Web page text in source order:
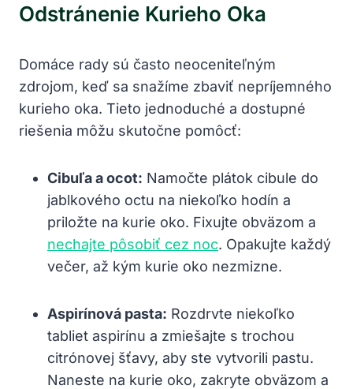
Odstránenie Kurieho Oka
Domáce rady sú často neoceniteľným
zdrojom, keď sa snažíme zbaviť nepríjemného
kurieho oka. Tieto jednoduché a dostupné
riešenia môžu skutočne pomôcť:
Cibuľa a ocot: Namočte plátok cibule do
jablkového octu na niekoľko hodín a
priložte na kurie oko. Fixujte obväzom a
nechajte pôsobiť cez noc. Opakujte každý
večer, až kým kurie oko nezmizne.
Aspirínová pasta: Rozdrvte niekoľko
tabliet aspirínu a zmiešajte s trochou
citrónovej šťavy, aby ste vytvorili pastu.
Naneste na kurie oko, zakryte obväzom a